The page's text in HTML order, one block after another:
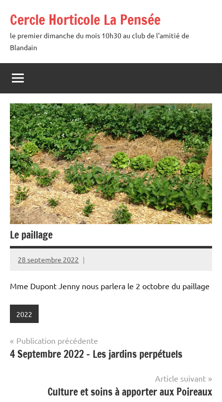
contenu
Cercle Horticole La Pensée
le premier dimanche du mois 10h30 au club de l'amitié de
Blandain
Le paillage
28 septembre 2022
admin
Mme Dupont Jenny nous parlera le 2 octobre du paillage
2022
Navigation
de
Publication précédente
4 Septembre 2022 – Les jardins perpétuels
Article suivant
Culture et soins à apporter aux Poireaux